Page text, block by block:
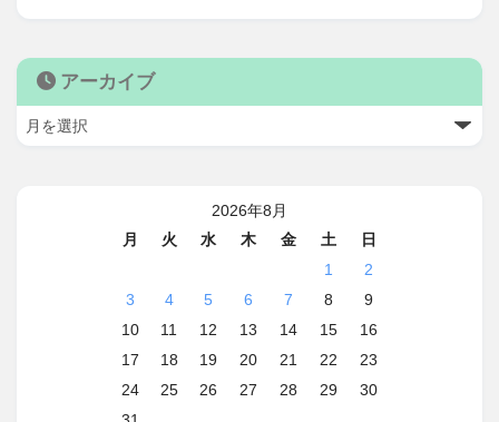
アーカイブ
2026年8月
月
火 水 木 金 土
日
1
2
3
4 5 6 7 8
9
10
11 12 13 14 15
16
17
18 19 20 21 22
23
24
25 26 27 28 29
30